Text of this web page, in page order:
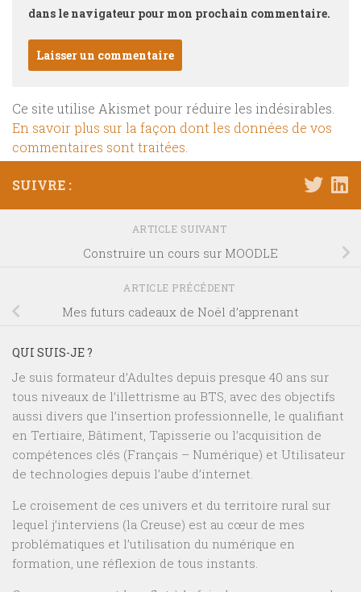
dans le navigateur pour mon prochain commentaire.
Ce site utilise Akismet pour réduire les indésirables.
En savoir plus sur la façon dont les données de vos
commentaires sont traitées.
SUIVRE :
ARTICLE SUIVANT
Construire un cours sur MOODLE
ARTICLE PRÉCÉDENT
Mes futurs cadeaux de Noël d’apprenant
QUI SUIS-JE ?
Je suis formateur d’Adultes depuis presque 40 ans sur
tous niveaux de l’illettrisme au BTS, avec des objectifs
aussi divers que l’insertion professionnelle, le qualifiant
en Tertiaire, Bâtiment, Tapisserie ou l’acquisition de
compétences clés (Français – Numérique) et Utilisateur
de technologies depuis l’aube d’internet.
Le croisement de ces univers et du territoire rural sur
lequel j’interviens (la Creuse) est au cœur de mes
problématiques et l’utilisation du numérique en
formation, une réflexion de tous instants.